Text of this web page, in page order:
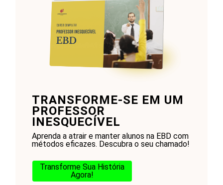
TRANSFORME-SE EM UM
PROFESSOR
INESQUECÍVEL
Aprenda a atrair e manter alunos na EBD com
métodos eficazes. Descubra o seu chamado!
Transforme Sua História
Agora!